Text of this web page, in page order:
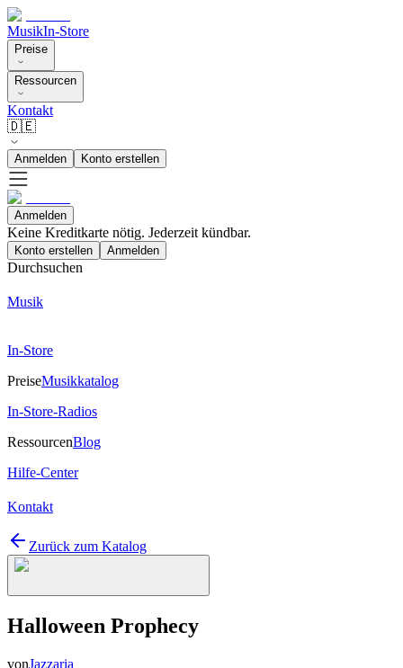
MusikIn-Store
Preise
Ressourcen
Kontakt
🇩🇪
Anmelden Konto erstellen
Anmelden
Keine Kreditkarte nötig. Jederzeit kündbar.
Konto erstellen Anmelden
Durchsuchen
Musik
In-Store
PreiseMusikkatalog
In-Store-Radios
RessourcenBlog
Hilfe-Center
Kontakt
Zurück zum Katalog
Halloween Prophecy
vonJazzaria